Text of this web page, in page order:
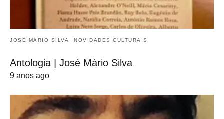
JOSÉ MÁRIO SILVA NOVIDADES CULTURAIS
Antologia | José Mário Silva
9 anos ago